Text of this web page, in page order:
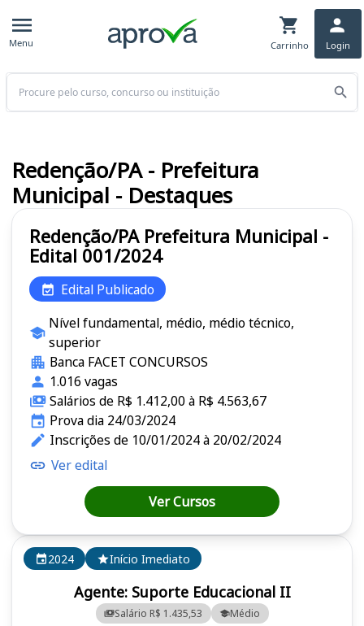
Menu Carrinho Login
Buscar
2024 Início Imediato
Agente: Suporte Educacional II
Salário R$ 1.435,53 Médio
Redenção/PA Prefeitura Municipal -
Edital 001/2024
Edital Publicado
Nível fundamental, médio, médio técnico,
superior
Banca FACET CONCURSOS
1.016 vagas
Salários de R$ 1.412,00 à R$ 4.563,67
Prova dia 24/03/2024
Inscrições de 10/01/2024 à 20/02/2024
Ver edital
Ver Cursos
Redenção/PA - Prefeitura
Municipal - Destaques